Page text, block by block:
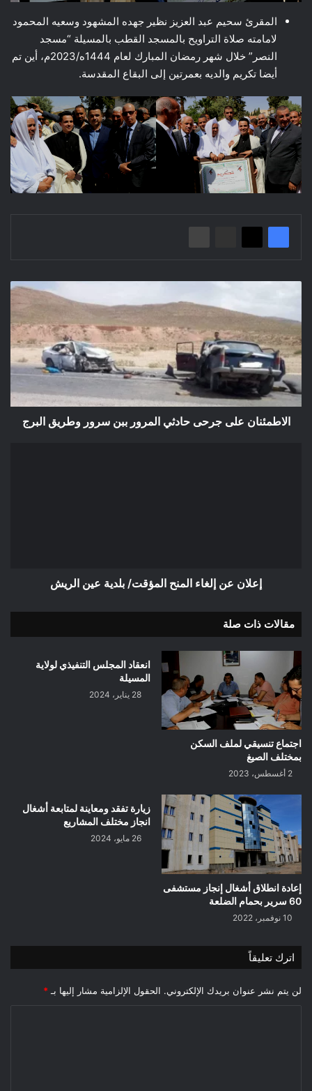
المقرئ سحيم عبد العزيز نظير جهده المشهود وسعيه المحمود
لامامته صلاة التراويح بالمسجد القطب بالمسيلة “مسجد
النصر” خلال شهر رمضان المبارك لعام 1444ه/2023م، أين تم
أيضا تكريم والديه بعمرتين إلى البقاع المقدسة.
جرحى
المرور
ببن
سرور
وطريق
البرج
الاطمئنان على جرحى حادثي المرور ببن سرور وطريق البرج
إعلان عن إلغاء المنح المؤقت/ بلدية عين الريش
مقالات ذات صلة
اجتماع تنسيقي لملف السكن
بمختلف الصيغ
2 أغسطس، 2023
انعقاد المجلس التنفيذي لولاية
المسيلة
28 يناير، 2024
إعادة انطلاق أشغال إنجاز مستشفى
60 سرير بحمام الضلعة
10 نوفمبر، 2022
زيارة تفقد ومعاينة لمتابعة أشغال
انجاز مختلف المشاريع
26 مايو، 2024
اترك تعليقاً
لن يتم نشر عنوان بريدك الإلكتروني. الحقول الإلزامية مشار إليها بـ *